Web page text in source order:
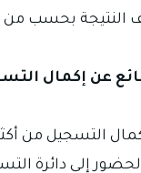
النتيجة بحسب من
عن إكمال
إكمال التسجيل من
إلى دائرة